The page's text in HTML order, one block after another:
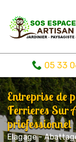
05 33
Entreprise de
Ferrieres Sur
priofessionnel
Elagage -